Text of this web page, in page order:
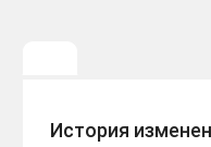
История